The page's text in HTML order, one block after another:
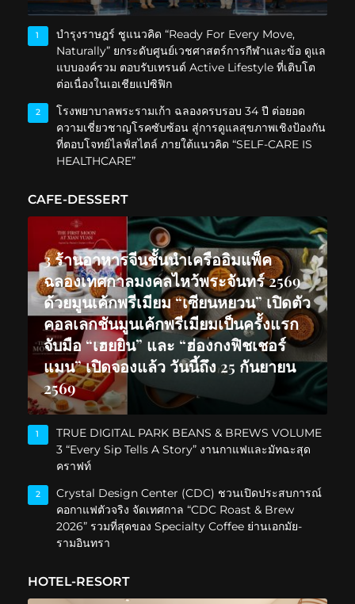
1
บำรุงราษฎร์ ชูแนวคิด “Ready For Every Move,
Naturally” ยกระดับศูนย์เวชศาสตร์การกีฬาและข้อ ดูแล
แบบองค์รวม ตอบรับเทรนด์ Active Lifestyle ที่เติบโต
ต่อเนื่องในเอเชียแปซิฟิก
2
โรงพยาบาลพระรามเก้า ฉลองครบรอบ 34 ปี ต่อยอด
ความเชี่ยวชาญโรคซับซ้อน สู่การดูแลสุขภาพเชิงป้องกัน
ที่ตอบโจทย์ไลฟ์สไตล์ ภายใต้แนวคิด “SELF-CARE IS
HEALTHCARE”
CAFE-DESSERT
3 ร้านอาหารจีนชั้นนำเครืออิมแพ็ค
ฉลองเทศกาลมงคลไหว้พระจันทร์ 2569
ด้วยมูนเค้กพรีเมียม “เซียนหยวน” เปิดตัว
คอลเลกชันมูนเค้กพรีเมียมเป็นครั้งแรก
จับมือ “เฮยยิน” และ “ฮ่องกงฟิชเชอร์
แมน” เปิดจองแล้ว วันนี้ถึง 25 กันยายน
2569
1
TRUE DIGITAL PARK BEANS & BREWS VOLUME
3 “Every Sip Tells A Story” งานกาแฟและมัทฉะสุด
คราฟท์
2
Crystal Design Center (CDC) ชวนเปิดประสบการณ์
คอกาแฟตัวจริง จัดเทศกาล “CDC Roast & Brew
2026” รวมที่สุดของ Specialty Coffee ย่านเอกมัย-
รามอินทรา
HOTEL-RESORT